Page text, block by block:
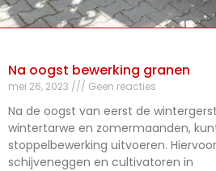
Na oogst bewerking granen
mei 26, 2023 Geen reacties
Na de oogst van eerst de
wintertarwe en zomermaanden,
stoppelbewerking uitvoeren.
schijveneggen en cultivatoren in